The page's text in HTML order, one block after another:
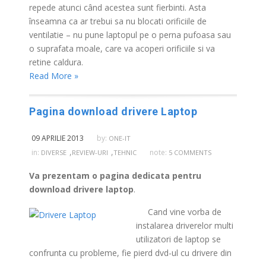
repede atunci când acestea sunt fierbinti. Asta
înseamna ca ar trebui sa nu blocati orificiile de
ventilatie – nu pune laptopul pe o perna pufoasa sau
o suprafata moale, care va acoperi orificiile si va
retine caldura.
Read More »
Pagina download drivere Laptop
09 APRILIE 2013 by: ONE-IT
in: DIVERSE ,REVIEW-URI ,TEHNIC note: 5 COMMENTS
Va prezentam o pagina dedicata pentru
download drivere laptop.
Cand vine vorba de
instalarea driverelor multi
utilizatori de laptop se
confrunta cu probleme, fie pierd dvd-ul cu drivere din